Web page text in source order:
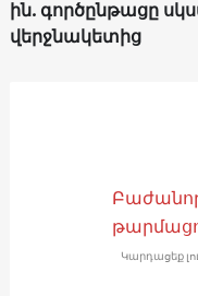
ին. գործընթացը
վերջնակետից
Կարդացեք